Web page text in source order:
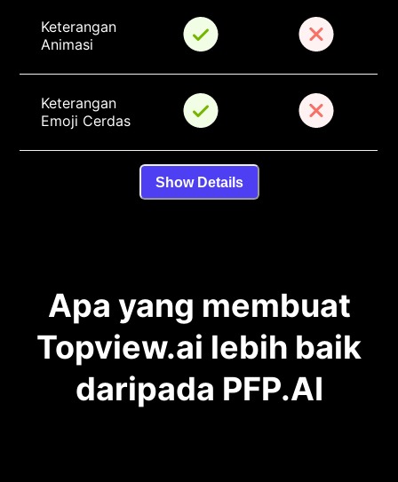
Keterangan
Animasi
Keterangan
Emoji Cerdas
Show Details
Apa yang membuat
Topview.ai lebih baik
daripada PFP.AI